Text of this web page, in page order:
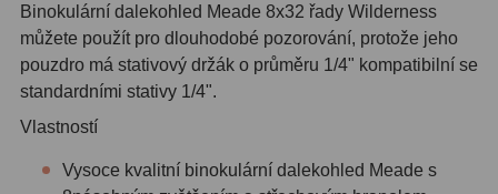
Redukcia 1,25" a 2"
Okulárové výťahy a ostrenie1
Hľadáčiky
Binohlavy3
Binokulární dalekohled Meade 8x32 řady Wilderness
můžete použít pro dlouhodobé pozorování, protože jeho
pouzdro má stativový držák o průměru 1/4" kompatibilní se
standardními stativy 1/4".
Vlastností
Vysoce kvalitní binokulární dalekohled Meade s